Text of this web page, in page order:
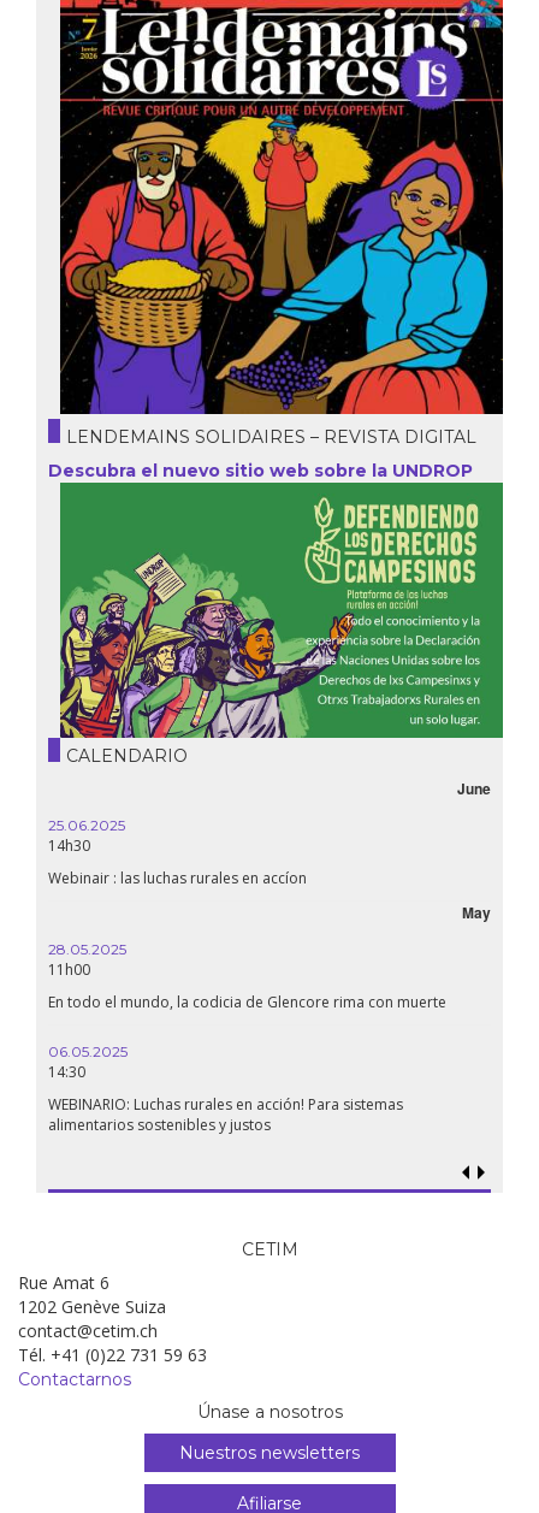
LENDEMAINS SOLIDAIRES – REVISTA DIGITAL
Descubra el nuevo sitio web sobre la UNDROP
CALENDARIO
June
25.06.2025
14h30
Webinair : las luchas rurales en accíon
May
28.05.2025
11h00
En todo el mundo, la codicia de Glencore rima con muerte
06.05.2025
14:30
WEBINARIO: Luchas rurales en acción! Para sistemas
alimentarios sostenibles y justos
CETIM
Rue Amat 6
1202 Genève Suiza
contact@cetim.ch
Tél. +41 (0)22 731 59 63
Contactarnos
Únase a nosotros
Nuestros newsletters
Afiliarse